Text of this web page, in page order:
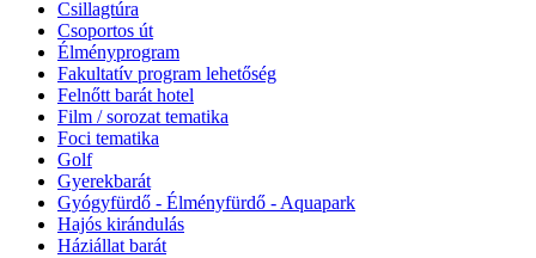
Csillagtúra
Csoportos út
Élményprogram
Fakultatív program lehetőség
Felnőtt barát hotel
Film / sorozat tematika
Foci tematika
Golf
Gyerekbarát
Gyógyfürdő - Élményfürdő - Aquapark
Hajós kirándulás
Háziállat barát